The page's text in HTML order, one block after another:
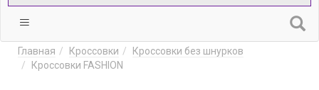
Главная Кроссовки
Кроссовки без шнурков
Кроссовки FASHION